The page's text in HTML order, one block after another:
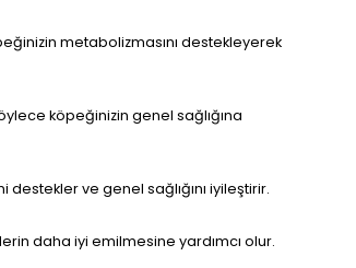
metabolizmasını destekleyerek
köpeğinizin genel sağlığına
destekler ve genel sağlığını iyileştirir.
daha iyi emilmesine yardımcı olur.